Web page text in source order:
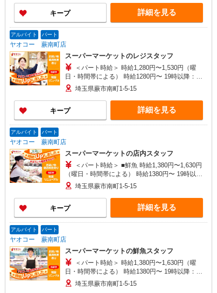
キープ 詳細を見る
アルバイト パート
ヤオコー 蕨南町店
スーパーマーケットのレジスタッフ
＜パート時給＞ 時給1,280円〜1,530円（曜
日・時間帯による） 時給1280円〜 19時以降：時
給1430円〜 ★土曜＋100円 ★日・祝＋100円 ※ア
ルバイトさんの時給や募集内容はお問い合わせく
ださい
埼玉県蕨市南町1-5-15
キープ 詳細を見る
アルバイト パート
ヤオコー 蕨南町店
スーパーマーケットの店内スタッフ
＜パート時給＞ ■鮮魚 時給1,380円〜1,630円
（曜日・時間帯による） 時給1380円〜 19時以
降：時給1530円〜 ★土曜＋100円 ★日・祝＋100
円 ■鮮魚以外 時給1,280円〜1,530円（曜日・時間
帯による） 時給1280円〜 19時以降：時給1430
円〜 ★土曜＋100円 ★日・祝＋100円 ※アルバイ
トさんの時給や募集内容はお問い合わせください
埼玉県蕨市南町1-5-15
キープ 詳細を見る
アルバイト パート
ヤオコー 蕨南町店
スーパーマーケットの鮮魚スタッフ
＜パート時給＞ 時給1,380円〜1,630円（曜
日・時間帯による） 時給1380円〜 19時以降：時
給1530円〜 ★土曜＋100円 ★日・祝＋100円 ※ア
ルバイトさんの時給や募集内容はお問い合わせく
埼玉県蕨市南町1-5-15